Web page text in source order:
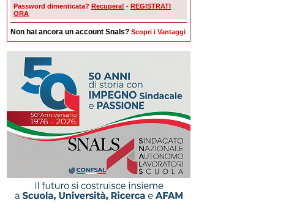
Password dimenticata? Recupera! - REGISTRATI
ORA
Non hai ancora un account Snals? Scopri i Vantaggi